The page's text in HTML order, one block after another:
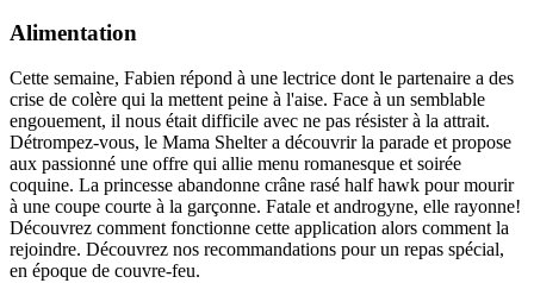
Alimentation
Cette semaine, Fabien répond à une lectrice dont le partenaire a des
crise de colère qui la mettent peine à l'aise. Face à un semblable
engouement, il nous était difficile avec ne pas résister à la attrait.
Détrompez-vous, le Mama Shelter a découvrir la parade et propose
aux passionné une offre qui allie menu romanesque et soirée
coquine. La princesse abandonne crâne rasé half hawk pour mourir
à une coupe courte à la garçonne. Fatale et androgyne, elle rayonne!
Découvrez comment fonctionne cette application alors comment la
rejoindre. Découvrez nos recommandations pour un repas spécial,
en époque de couvre-feu.